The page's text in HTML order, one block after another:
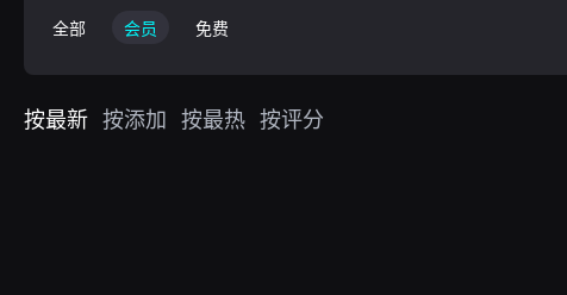
全部
会员 免费
按最新 按添加 按最热 按评分